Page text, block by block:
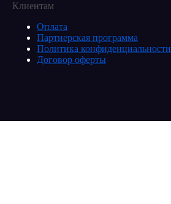
Клиентам
Оплата
Партнерская программа
Политика конфиденциальности
Договор оферты